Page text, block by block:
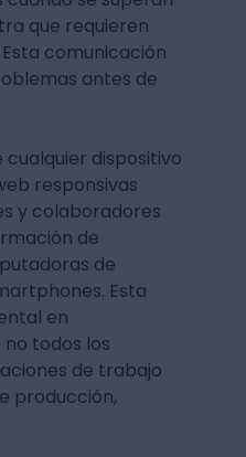
que requieren
comunicación
antes de
cualquier dispositivo
responsivas
y colaboradores
de
de
Esta
en
todos los
de trabajo
producción,